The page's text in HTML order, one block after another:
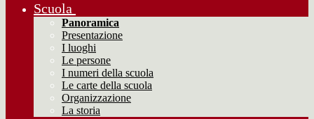
Scuola
Panoramica
Presentazione
I luoghi
Le persone
I numeri della scuola
Le carte della scuola
Organizzazione
La storia